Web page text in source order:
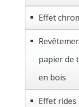
Effet
papier de
en bois
Effet rides